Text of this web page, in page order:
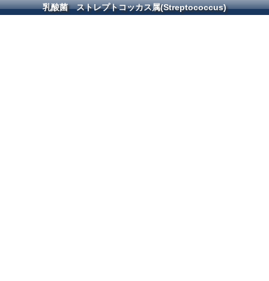
乳酸菌 ストレプトコッカス属(Streptococcus)